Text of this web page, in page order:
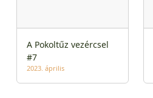
A Pokoltűz vezércsel
#7
2023. április